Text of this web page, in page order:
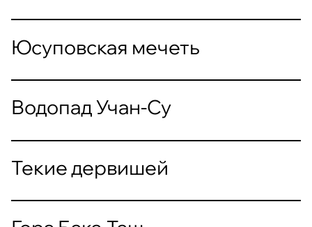
Юсуповская мечеть
Водопад Учан-Су
Текие дервишей